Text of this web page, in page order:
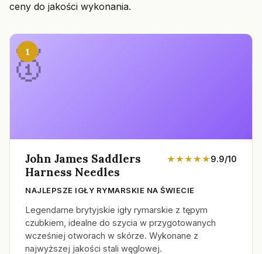
ceny do jakości wykonania.
1
John James Saddlers
Harness Needles
★★★★★9.9/10
NAJLEPSZE IGŁY RYMARSKIE NA ŚWIECIE
Legendarne brytyjskie igły rymarskie z tępym
czubkiem, idealne do szycia w przygotowanych
wcześniej otworach w skórze. Wykonane z
najwyższej jakości stali węglowej.